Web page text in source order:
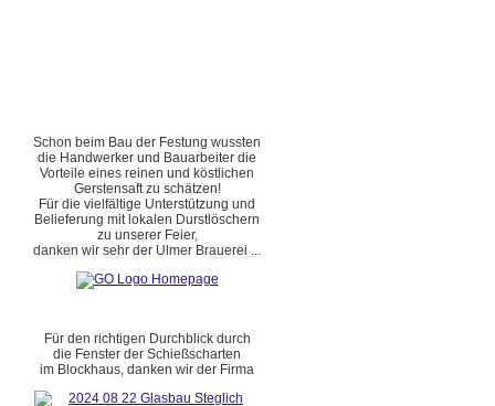
Schon beim Bau der Festung wussten
die Handwerker und Bauarbeiter die
Vorteile eines reinen und köstlichen
Gerstensaft zu schätzen!
Für die vielfältige Unterstützung und
Belieferung mit lokalen Durstlöschern
zu unserer Feier,
danken wir sehr der Ulmer Brauerei ...
Für den richtigen Durchblick durch
die Fenster der Schießscharten
im Blockhaus, danken wir der Firma